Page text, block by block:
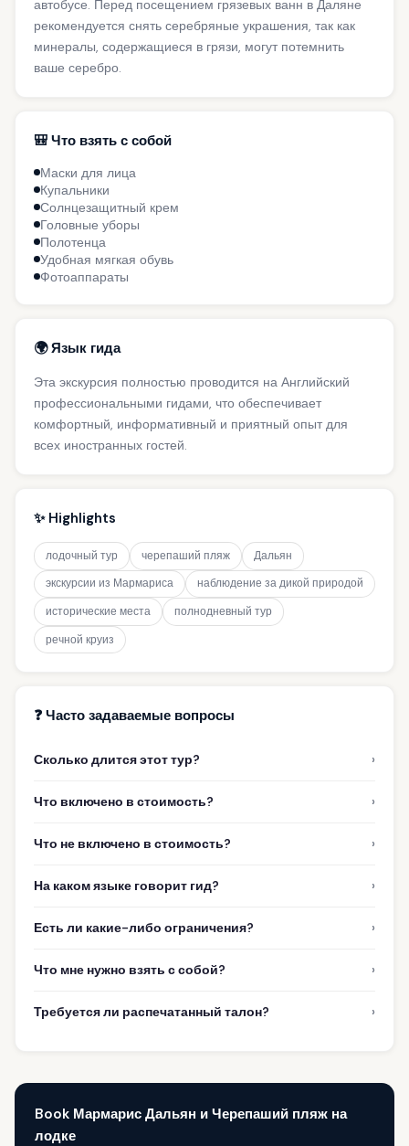
автобусе. Перед посещением грязевых ванн в Даляне
рекомендуется снять серебряные украшения, так как
минералы, содержащиеся в грязи, могут потемнить
ваше серебро.
🎒 Что взять с собой
Маски для лица
Купальники
Солнцезащитный крем
Головные уборы
Полотенца
Удобная мягкая обувь
Фотоаппараты
🌍 Язык гида
Эта экскурсия полностью проводится на Английский
профессиональными гидами, что обеспечивает
комфортный, информативный и приятный опыт для
всех иностранных гостей.
✨ Highlights
лодочный тур черепаший пляж
Дальян
экскурсии из Мармариса
наблюдение за дикой природой
исторические места
полнодневный тур
речной круиз
❓ Часто задаваемые вопросы
Сколько длится этот тур? ›
Что включено в стоимость? ›
Что не включено в стоимость? ›
На каком языке говорит гид? ›
Есть ли какие-либо ограничения? ›
Что мне нужно взять с собой? ›
Требуется ли распечатанный талон? ›
Book Мармарис Дальян и Черепаший пляж на
лодке